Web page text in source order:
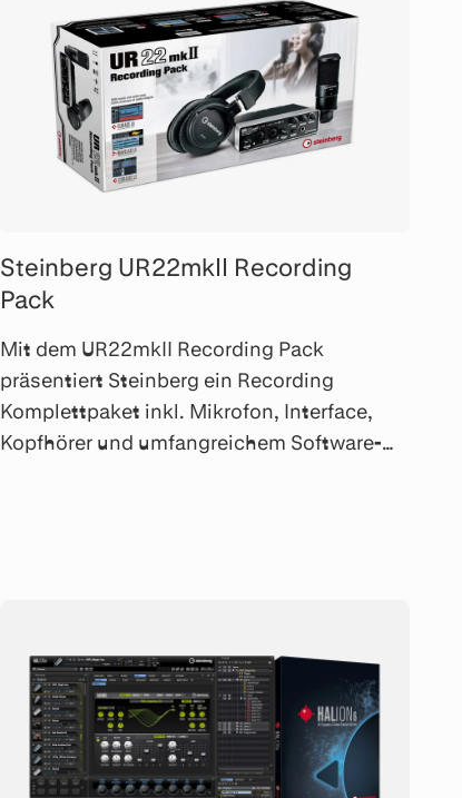
Steinberg UR22mkII Recording
Pack
Mit dem UR22mkII Recording Pack
präsentiert Steinberg ein Recording
Komplettpaket inkl. Mikrofon, Interface,
Kopfhörer und umfangreichem Software-